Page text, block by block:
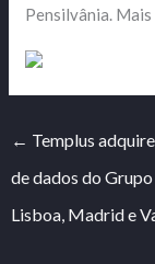
Pensilvânia.
← Templus
de dados do
Lisboa, Madrid e